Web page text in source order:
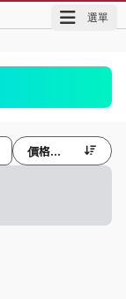
價格低至高 
選單